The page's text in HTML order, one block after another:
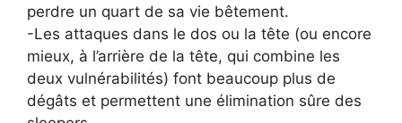
perdre un quart de sa vie bêtement.
-Les attaques dans le dos ou la tête (ou encore
mieux, à l’arrière de la tête, qui combine les
deux vulnérabilités) font beaucoup plus de
dégâts et permettent une élimination sûre des